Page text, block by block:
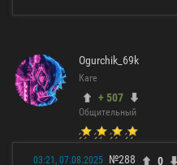
Ogurchik_69k
Каге
+ 507
Общительный
03:21, 07.08.2025 №288 0